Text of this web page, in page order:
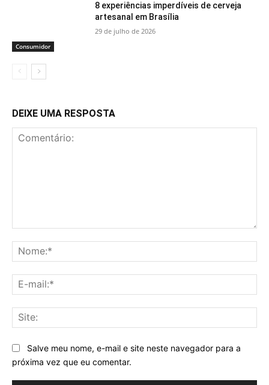
Consumidor
8 experiências imperdíveis de cerveja
artesanal em Brasília
29 de julho de 2026
DEIXE UMA RESPOSTA
Salve meu nome, e-mail e site neste navegador para a
próxima vez que eu comentar.